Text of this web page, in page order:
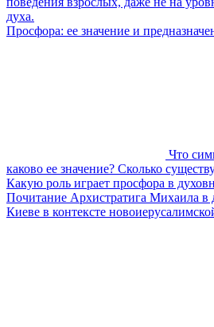
духа.
Просфора: ее значение и
Что
каково ее значение? Сколько
Какую роль играет просфора в
Почитание Архистратига Михаила в
Киеве в контексте